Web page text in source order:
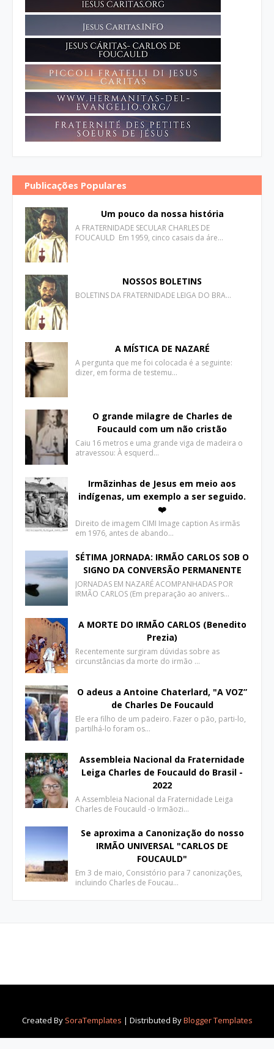
Publicações Populares
Um pouco da nossa história
A FRATERNIDADE SECULAR CHARLES DE
FOUCAULD Em 1959, cinco casais da áre…
NOSSOS BOLETINS
BOLETINS DA FRATERNIDADE LEIGA DO BRA…
A MÍSTICA DE NAZARÉ
A pergunta que me foi colocada é a seguinte:
dizer, em forma de testemu…
O grande milagre de Charles de
Foucauld com um não cristão
Caiu 16 metros e uma grande viga de madeira o
atravessou: À esquerd…
Irmãzinhas de Jesus em meio aos
indígenas, um exemplo a ser seguido.
❤️
Direito de imagem CIMI Image caption As irmãs
em 1976, antes de abando…
SÉTIMA JORNADA: IRMÃO CARLOS SOB O
SIGNO DA CONVERSÃO PERMANENTE
JORNADAS EM NAZARÉ ACOMPANHADAS POR
IRMÃO CARLOS (Em preparação ao anivers…
A MORTE DO IRMÃO CARLOS (Benedito
Prezia)
Recentemente surgiram dúvidas sobre as
circunstâncias da morte do irmão …
O adeus a Antoine Chaterlard, "A VOZ”
de Charles De Foucauld
Ele era filho de um padeiro. Fazer o pão, parti-lo,
partilhá-lo foram os…
Assembleia Nacional da Fraternidade
Leiga Charles de Foucauld do Brasil -
2022
A Assembleia Nacional da Fraternidade Leiga
Charles de Foucauld -o Irmãozi…
Se aproxima a Canonização do nosso
IRMÃO UNIVERSAL "CARLOS DE
FOUCAULD"
Em 3 de maio, Consistório para 7 canonizações,
incluindo Charles de Foucau…
Created By SoraTemplates | Distributed ByBlogger Templates